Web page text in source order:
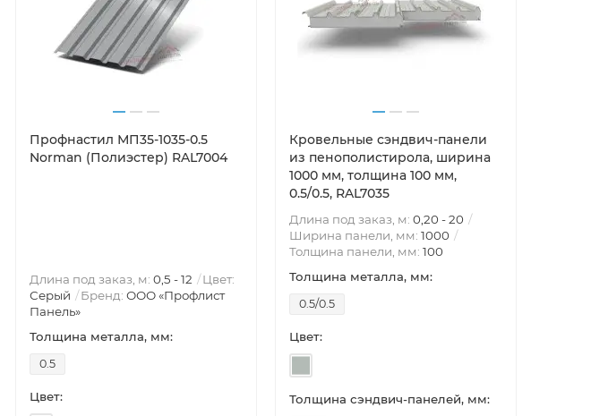
Профнастил МП35-1035-0.5
Norman (Полиэстер) RAL7004
Длина под заказ, м: 0,5 - 12
Цвет:
Серый
Бренд: ООО «Профлист
Панель»
Толщина металла, мм:
0.5
Цвет:
Кровельные сэндвич-панели
из пенополистирола, ширина
1000 мм, толщина 100 мм,
0.5/0.5, RAL7035
Длина под заказ, м: 0,20 - 20
Ширина панели, мм: 1000
Толщина панели, мм: 100
Толщина металла, мм:
0.5/0.5
Цвет:
Толщина сэндвич-панелей, мм: